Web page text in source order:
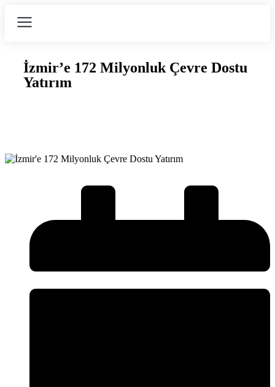
İzmir’e 172 Milyonluk Çevre Dostu
Yatırım